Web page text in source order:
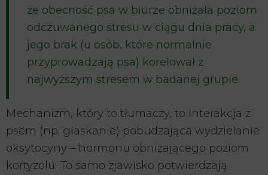
że obecność psa w biurze obniżała poziom
odczuwanego stresu w ciągu dnia pracy, a
jego brak (u osób, które normalnie
przyprowadzają psa) korelował z
najwyższym stresem w badanej grupie.
Mechanizm, który to tłumaczy, to interakcja z
psem (np. głaskanie) pobudzająca wydzielanie
oksytocyny – hormonu obniżającego poziom
kortyzolu. To samo zjawisko potwierdzają